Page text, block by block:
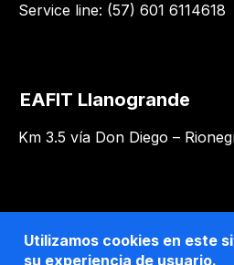
Service line: (57) 601 6114618
EAFIT Llanogrande
Km 3.5 vía Don Diego –
Utilizamos cookies en este
su experiencia de usuario.